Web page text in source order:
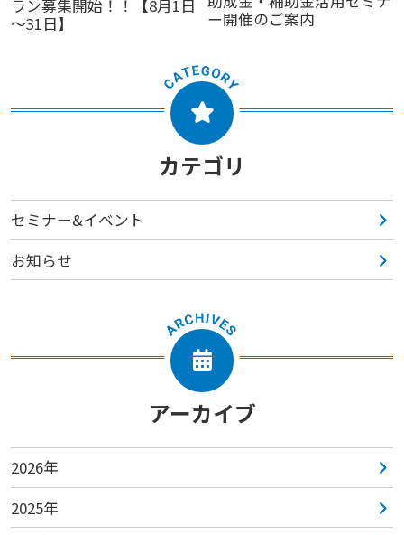
ラン募集開始！！【8月1日
～31日】
ー開催のご案内
カテゴリ
セミナー&イベント
お知らせ
アーカイブ
2026年
2025年